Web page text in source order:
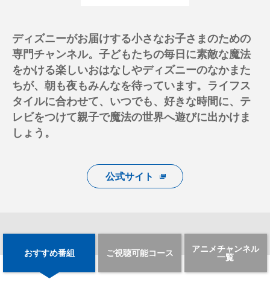
ディズニーがお届けする小さなお子さまのための
専門チャンネル。子どもたちの毎日に素敵な魔法
をかける楽しいおはなしやディズニーのなかまた
ちが、朝も夜もみんなを待っています。ライフス
タイルに合わせて、いつでも、好きな時間に、テ
レビをつけて親子で魔法の世界へ遊びに出かけま
しょう。
公式サイト
おすすめ番組 ご視聴可能コース
アニメチャンネル
一覧